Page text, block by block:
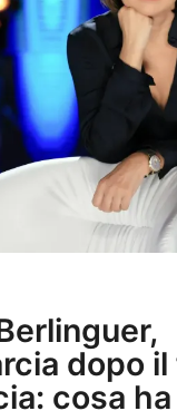
dopo
cosa